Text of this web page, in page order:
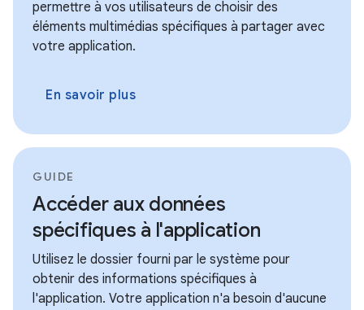
permettre à vos utilisateurs de choisir des
éléments multimédias spécifiques à partager avec
votre application.
En savoir plus
GUIDE
Accéder aux données
spécifiques à l'application
Utilisez le dossier fourni par le système pour
obtenir des informations spécifiques à
l'application. Votre application n'a besoin d'aucune